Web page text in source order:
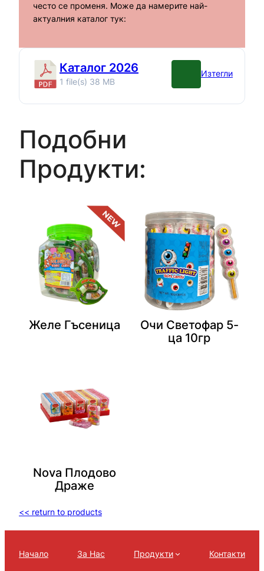
често се променя. Може да намерите най-
актуалния каталог тук:
Каталог 2026
1 file(s) 38 MB
Изтегли
Подобни
Продукти:
Желе Гъсеница
Очи Светофар 5-
ца 10гр
Nova Плодово
Драже
<< return to products
Начало За Нас Продукти Контакти